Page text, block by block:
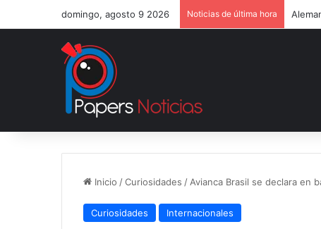
domingo, agosto 9 2026 Noticias de última hora
Inicio /Curiosidades / Avianca Brasil se declara en
Curiosidades Internacionales